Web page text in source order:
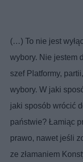
(…) To nie jest
wybory. Nie jestem
szef Platformy,
wybory. W jaki
jaki sposób wrócić
państwie? Łamiąc
prawo, nawet jeśli
ze złamaniem